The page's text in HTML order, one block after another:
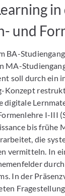
und
BA-
MA-
soll durch ein
Konzept
digitale
I-III
bis frühe
die
vermitteln. In
In der